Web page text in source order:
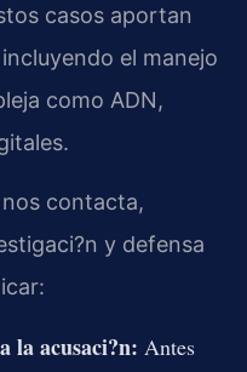
casos aportan
el manejo
como ADN,
contacta,
y defensa
la acusaci?n: Antes